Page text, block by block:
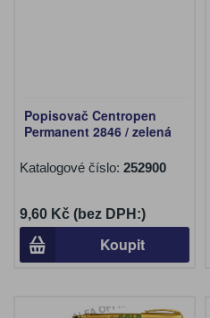
Popisovač Centropen
Permanent 2846 / zelená
Katalogové číslo: 252900
9,60 Kč (bez DPH:)
Koupit